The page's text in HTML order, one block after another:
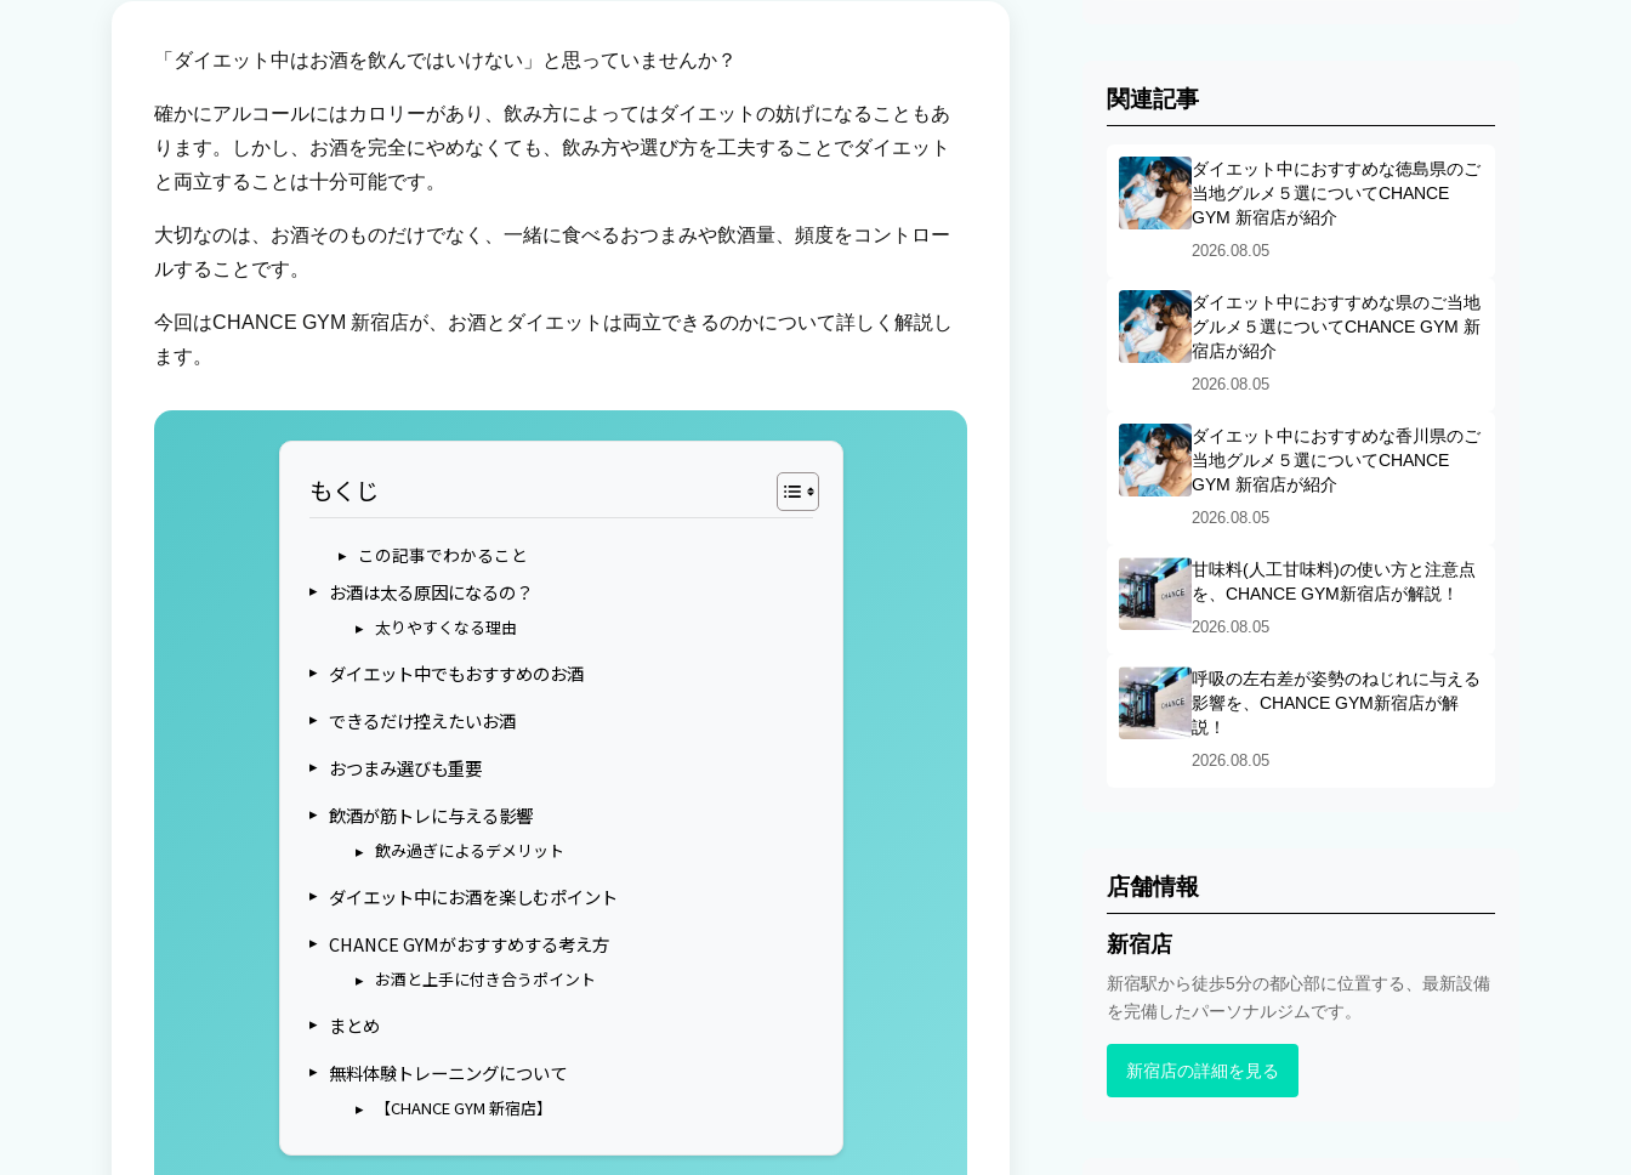
「ダイエット中はお酒を飲んではいけない」と思っていませんか？
確かにアルコールにはカロリーがあり、飲み方によってはダイエットの妨げになることもあ
ります。しかし、お酒を完全にやめなくても、飲み方や選び方を工夫することでダイエット
と両立することは十分可能です。
大切なのは、お酒そのものだけでなく、一緒に食べるおつまみや飲酒量、頻度をコントロー
ルすることです。
今回はCHANCE GYM 新宿店が、お酒とダイエットは両立できるのかについて詳しく解説し
ます。
もくじ
この記事でわかること
お酒は太る原因になるの？
太りやすくなる理由
ダイエット中でもおすすめのお酒
できるだけ控えたいお酒
おつまみ選びも重要
飲酒が筋トレに与える影響
飲み過ぎによるデメリット
ダイエット中にお酒を楽しむポイント
CHANCE GYMがおすすめする考え方
お酒と上手に付き合うポイント
まとめ
無料体験トレーニングについて
【CHANCE GYM 新宿店】
関連記事
ダイエット中におすすめな徳島県のご
当地グルメ５選についてCHANCE
GYM 新宿店が紹介
2026.08.05
ダイエット中におすすめな県のご当地
グルメ５選についてCHANCE GYM 新
宿店が紹介
2026.08.05
ダイエット中におすすめな香川県のご
当地グルメ５選についてCHANCE
GYM 新宿店が紹介
2026.08.05
甘味料(人工甘味料)の使い方と注意点
を、CHANCE GYM新宿店が解説！
2026.08.05
呼吸の左右差が姿勢のねじれに与える
影響を、CHANCE GYM新宿店が解
説！
2026.08.05
店舗情報
新宿店
新宿駅から徒歩5分の都心部に位置する、最新設備
を完備したパーソナルジムです。
新宿店の詳細を見る